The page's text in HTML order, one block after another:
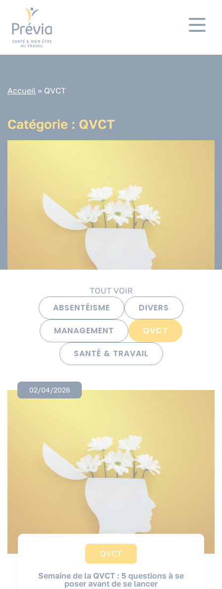
Accueil » QVCT
Catégorie : QVCT
TOUT VOIR
ABSENTÉISME
DIVERS
MANAGEMENT
QVCT
SANTÉ & TRAVAIL
02/04/2026
QVCT
Semaine de la QVCT : 5 questions à se
poser avant de se lancer
Panneau de gestion des cookies